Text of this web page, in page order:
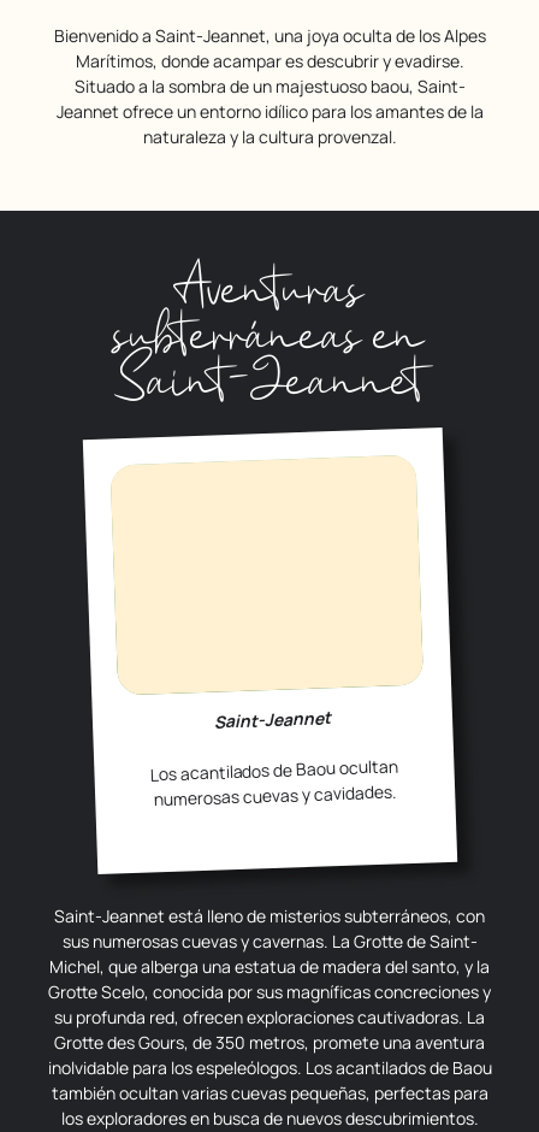
Bienvenido a Saint-Jeannet, una joya oculta de los Alpes
Marítimos, donde acampar es descubrir y evadirse.
Situado a la sombra de un majestuoso baou, Saint-
Jeannet ofrece un entorno idílico para los amantes de la
naturaleza y la cultura provenzal.
Aventuras
subterráneas en
Saint-Jeannet
Saint-Jeannet
Los acantilados de Baou ocultan
numerosas cuevas y cavidades.
Saint-Jeannet está lleno de misterios subterráneos, con
sus numerosas cuevas y cavernas. La Grotte de Saint-
Michel, que alberga una estatua de madera del santo, y la
Grotte Scelo, conocida por sus magníficas concreciones y
su profunda red, ofrecen exploraciones cautivadoras. La
Grotte des Gours, de 350 metros, promete una aventura
inolvidable para los espeleólogos. Los acantilados de Baou
también ocultan varias cuevas pequeñas, perfectas para
los exploradores en busca de nuevos descubrimientos.